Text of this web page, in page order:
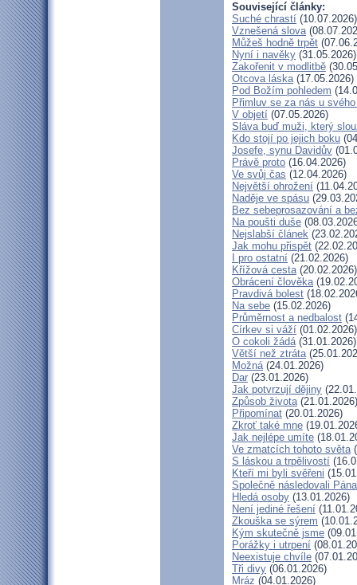
Související články:
Suché chrastí (10.07.2026)
Vznešená slova
Můžeš hodně trpět
Nyní i navěky (31.05.2026)
Zakořenit v modlitbě
Otcova láska(17.05.2026)
Pod Božím pohledem
Přimluv se za nás u
V objetí (07.05.2026)
Sláva buď muži, který
Kdo stojí po jejich boku
Josefe, synu Davidův
Právě proto (16.04.2026)
Ve svůj čas (12.04.2026)
Největší ohrožení
Naděje ve spásu
Bez sebeprosazování a
Na poušti duše
Nejslabší článek
Jak mohu přispět
I pro ostatní (21.02.2026)
Křížová cesta(20.02.2026)
Obrácení člověka
Pravdivá bolest
Na sebe (15.02.2026)
Průměrnost a nedbalost
Církev si váží (01.02.2026)
O cokoli žádá(31.01.2026)
Větší než ztráta
Možná(24.01.2026)
Dar (23.01.2026)
Jak potvrzují dějiny
Způsob života(21.01.2026)
Připomínat (20.01.2026)
Zkroť také mne
Jak nejlépe umíte
Ve zmatcích tohoto světa
S láskou a trpělivostí
Kteří mi byli svěřeni
Společně následovali Pána
Hledá osoby (13.01.2026)
Není jediné řešení
Zkouška se sýrem
Kým skutečně jsme
Porážky i utrpení
Neexistuje chvíle
Tři divy (06.01.2026)
Mráz (04.01.2026)